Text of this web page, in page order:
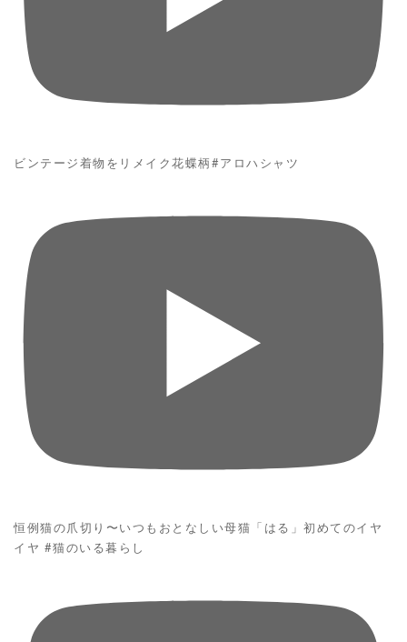
ビンテージ着物をリメイク花蝶柄#アロハシャツ
恒例猫の爪切り〜いつもおとなしい母猫「はる」初めてのイヤ
イヤ #猫のいる暮らし